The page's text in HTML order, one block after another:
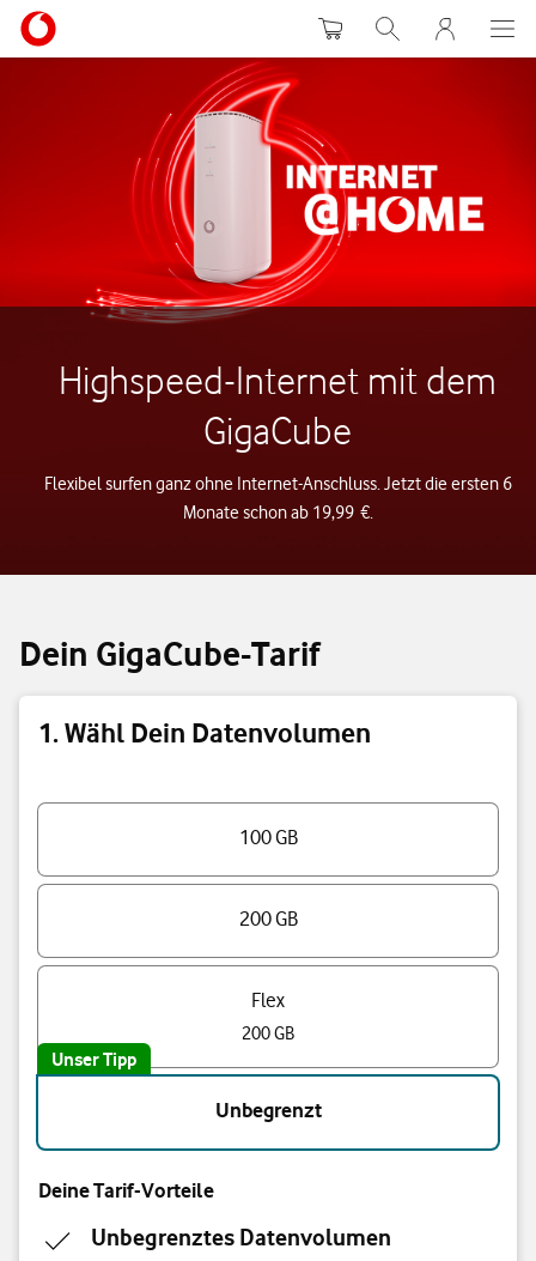
WarenkorbSuche MeinVodafone
Highspeed-Internet mit dem
GigaCube
Flexibel surfen ganz ohne Internet-Anschluss. Jetzt die ersten 6
Monate schon ab 19,99 €.
Dein GigaCube-Tarif
1. Wähl Dein Datenvolumen
Triff eine Auswahl
100 GB
200 GB
Flex
200 GB
Unser Tipp
Unbegrenzt
Deine Tarif-Vorteile
Unbegrenztes Datenvolumen